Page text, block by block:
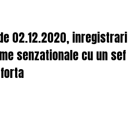
02.12.2020, inregistrari
senzationale cu un sef